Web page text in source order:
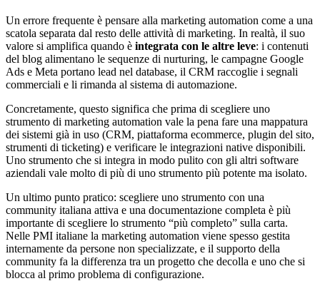
Un errore frequente è pensare alla marketing automation come a una
scatola separata dal resto delle attività di marketing. In realtà, il suo
valore si amplifica quando è integrata con le altre leve: i contenuti
del blog alimentano le sequenze di nurturing, le campagne Google
Ads e Meta portano lead nel database, il CRM raccoglie i segnali
commerciali e li rimanda al sistema di automazione.
Concretamente, questo significa che prima di scegliere uno
strumento di marketing automation vale la pena fare una mappatura
dei sistemi già in uso (CRM, piattaforma ecommerce, plugin del sito,
strumenti di ticketing) e verificare le integrazioni native disponibili.
Uno strumento che si integra in modo pulito con gli altri software
aziendali vale molto di più di uno strumento più potente ma isolato.
Un ultimo punto pratico: scegliere uno strumento con una
community italiana attiva e una documentazione completa è più
importante di scegliere lo strumento “più completo” sulla carta.
Nelle PMI italiane la marketing automation viene spesso gestita
internamente da persone non specializzate, e il supporto della
community fa la differenza tra un progetto che decolla e uno che si
blocca al primo problema di configurazione.